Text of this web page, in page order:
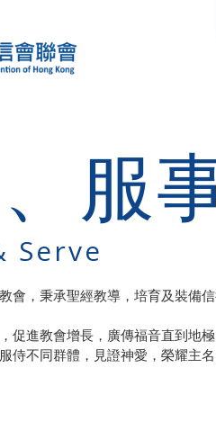
服
Serve
會，秉承聖經教導，培育及裝備
促進教會增長，廣傳福音直到地
侍不同群體，見證神愛，榮耀主名